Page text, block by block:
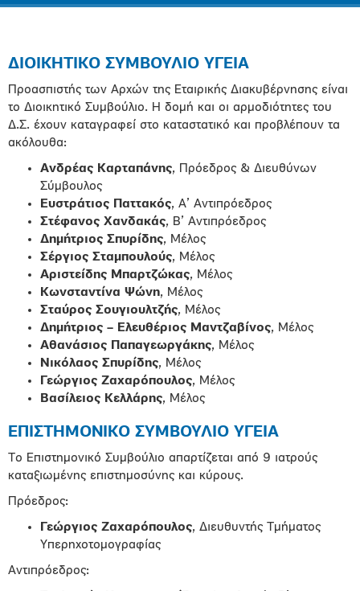
ΔΙΟΙΚΗΤΙΚΟ ΣΥΜΒΟΥΛΙΟ ΥΓΕΙΑ
Προασπιστής των Αρχών της Εταιρικής Διακυβέρνησης είναι
το Διοικητικό Συμβούλιο. Η δομή και οι αρμοδιότητες του
Δ.Σ. έχουν καταγραφεί στο καταστατικό και προβλέπουν τα
ακόλουθα:
Ανδρέας Καρταπάνης, Πρόεδρος & Διευθύνων
Σύμβουλος
Ευστράτιος Παττακός, Α’ Αντιπρόεδρος
Στέφανος Χανδακάς, Β’ Αντιπρόεδρος
Δημήτριος Σπυρίδης, Μέλος
Σέργιος Σταμπουλούς, Μέλος
Αριστείδης Μπαρτζώκας, Μέλος
Κωνσταντίνα Ψώνη, Μέλος
Σταύρος Σουγιουλτζής, Μέλος
Δημήτριος – Ελευθέριος Μαντζαβίνος, Μέλος
Αθανάσιος Παπαγεωργάκης, Μέλος
Νικόλαος Σπυρίδης, Μέλος
Γεώργιος Ζαχαρόπουλος, Μέλος
Βασίλειος Κελλάρης, Μέλος
ΕΠΙΣΤΗΜΟΝΙΚΟ ΣΥΜΒΟΥΛΙΟ ΥΓΕΙΑ
Το Επιστημονικό Συμβούλιο απαρτίζεται από 9 ιατρούς
καταξιωμένης επιστημοσύνης και κύρους.
Πρόεδρος:
Γεώργιος Ζαχαρόπουλος, Διευθυντής Τμήματος
Υπερηχοτομογραφίας
Αντιπρόεδρος: